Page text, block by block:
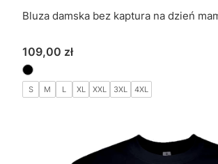
Bluza damska bez kaptura na dzień
Cena
109,00 zł
S M L XL XXL 3XL 4XL